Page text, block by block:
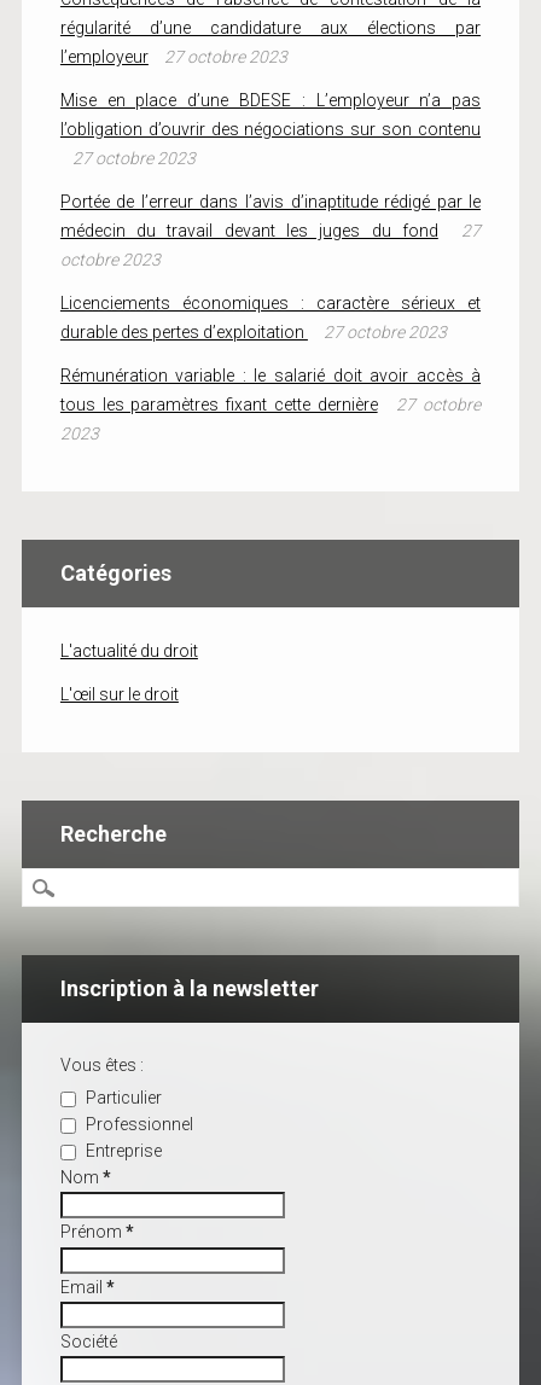
régularité d’une candidature aux élections par
l’employeur
27 octobre 2023
Mise en place d’une BDESE : L’employeur n’a pas
l’obligation d’ouvrir des négociations sur son contenu
27 octobre 2023
Portée de l’erreur dans l’avis d’inaptitude rédigé par le
médecin du travail devant les juges du fond
27
octobre 2023
Licenciements économiques : caractère sérieux et
durable des pertes d’exploitation
27 octobre 2023
Rémunération variable : le salarié doit avoir accès à
tous les paramètres fixant cette dernière
27 octobre
2023
Catégories
L'actualité du droit
L'œil sur le droit
Recherche
Inscription à la newsletter
Vous êtes :
Particulier
Professionnel
Entreprise
Nom *
Prénom *
Email *
Société